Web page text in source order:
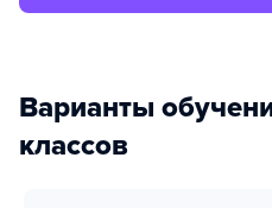
Варианты
классов